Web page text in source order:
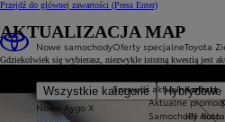
Przejdź do głównej zawartości (Press Enter)
Nowe samochody
Wszystkie kategorie Hybrydowe
Nowe Aygo X
Oferty specjalne
Sprawdź aktualne oferty
Aktualne
Samochody
Toyota
Kontakt
JPJ Auto
AKTUALIZACJA MAP
Gdziekolwiek się wybierasz, niezwykle istotną kwestią jest